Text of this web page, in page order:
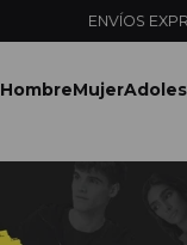
ENVÍOS
HombreMujer